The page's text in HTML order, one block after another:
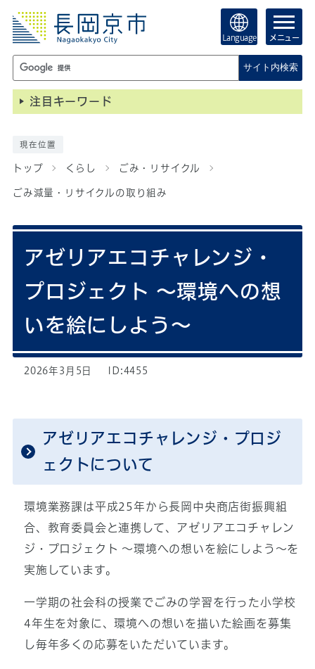
Language メニュー
サイト内検索
注目キーワード
現在位置
トップ くらし ごみ・リサイクル
ごみ減量・リサイクルの取り組み
アゼリアエコチャレンジ・
プロジェクト ～環境への想
いを絵にしよう～
2026年3月5日 ID:4455
アゼリアエコチャレンジ・プロジ
ェクトについて
環境業務課は平成25年から長岡中央商店街振興組
合、教育委員会と連携して、アゼリアエコチャレン
ジ・プロジェクト ～環境への想いを絵にしよう～を
実施しています。
一学期の社会科の授業でごみの学習を行った小学校
4年生を対象に、環境への想いを描いた絵画を募集
し毎年多くの応募をいただいています。